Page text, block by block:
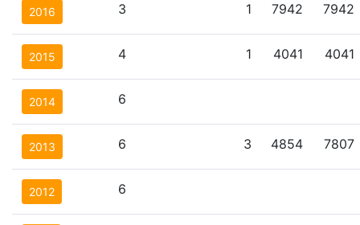
2016 3 1 7942 7942
2015 4 1 4041 4041
2014 6
2013 6 3 4854 7807
2012 6